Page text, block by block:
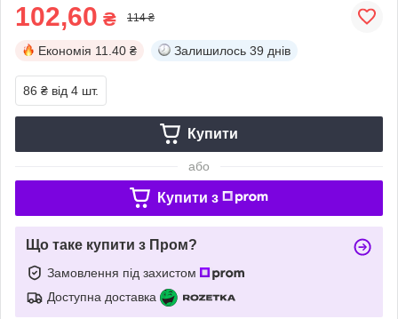
102,60 ₴ 114 ₴
Економія 11.40 ₴ Залишилось 39 днів
86 ₴ від 4 шт.
Купити
або
Купити з
Що таке купити з Пром?
Замовлення під захистом
Доступна доставка